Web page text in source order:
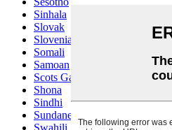
Sinhala
Slovak
Slovenian
Somali
Samoan
Scots Gaelic
Shona
Sindhi
Sundanese
Swahili